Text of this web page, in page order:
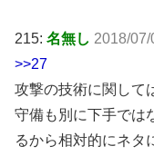
215: 名無し 2018/
>>27
攻撃の技術に関して
守備も別に下手では
るから相対的にネタ